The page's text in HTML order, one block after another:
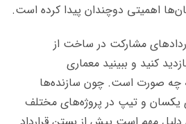
اهمیتی دوچندان پیدا کرده است.
مشارکت در ساخت از
کنید و ببینید معماری
چه صورت است. چون سازنده‌ها
یکسان و تیپ در پروژه‌های مختلف